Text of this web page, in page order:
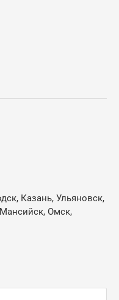
Казань, Ульяновск,
Омск,